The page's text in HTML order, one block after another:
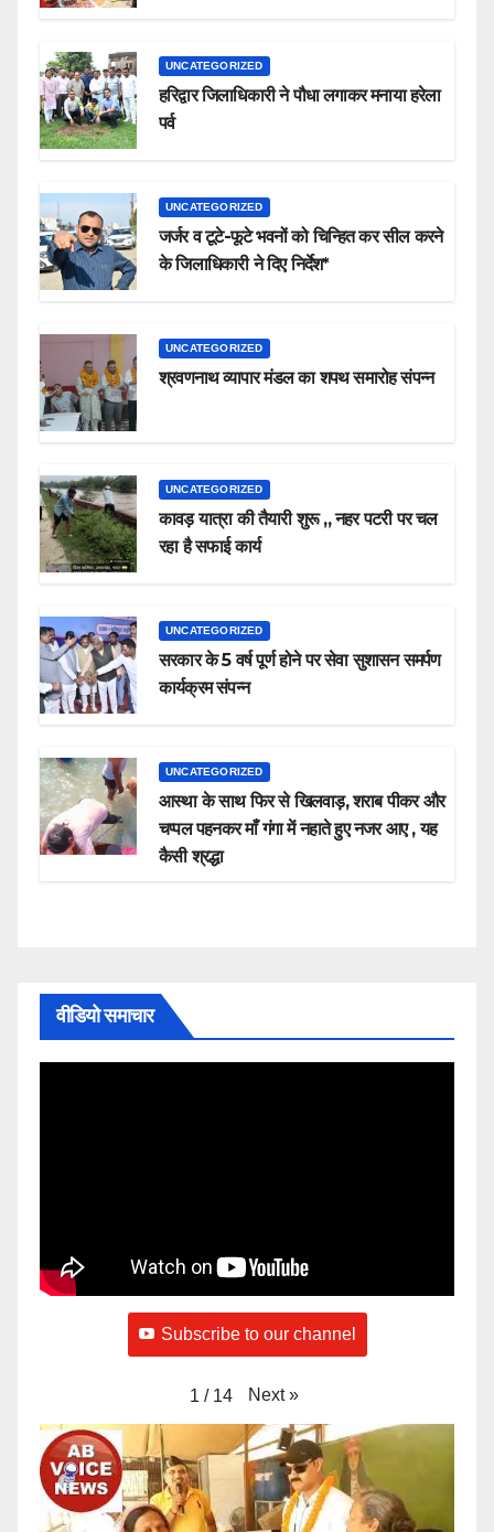
UNCATEGORIZED
हरिद्वार जिलाधिकारी ने पौधा लगाकर मनाया हरेला
पर्व
UNCATEGORIZED
जर्जर व टूटे-फूटे भवनों को चिन्हित कर सील करने
के जिलाधिकारी ने दिए निर्देश*
UNCATEGORIZED
श्रवणनाथ व्यापार मंडल का शपथ समारोह संपन्न
UNCATEGORIZED
कावड़ यात्रा की तैयारी शुरू ,, नहर पटरी पर चल
रहा है सफाई कार्य
UNCATEGORIZED
सरकार के 5 वर्ष पूर्ण होने पर सेवा सुशासन समर्पण
कार्यक्रम संपन्न
UNCATEGORIZED
आस्था के साथ फिर से खिलवाड़, शराब पीकर और
चप्पल पहनकर माँ गंगा में नहाते हुए नजर आए , यह
कैसी श्रद्धा
वीडियो समाचार
Subscribe to our channel
1 / 14 Next »